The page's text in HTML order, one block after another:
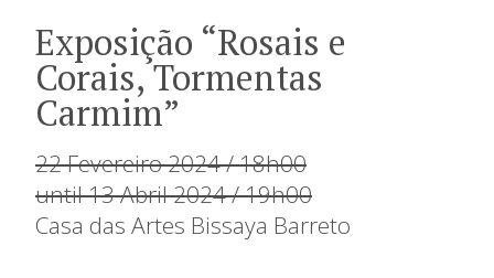
Exposição “Rosais e
Corais, Tormentas
Carmim”
22 Fevereiro 2024 / 18h00
until 13 Abril 2024 / 19h00
Casa das Artes Bissaya Barreto